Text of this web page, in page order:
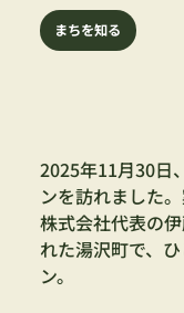
まちを知る
2025年11月30日
ンを訪れました
株式会社代表の
れた湯沢町で、
ン。